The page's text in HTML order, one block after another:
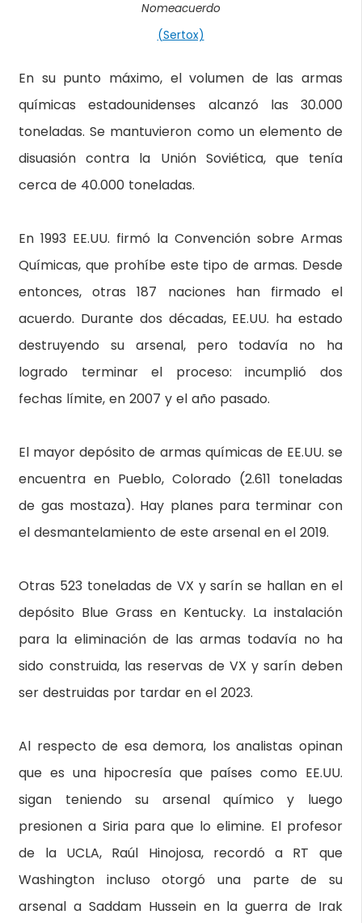
Nomeacuerdo
(Sertox)
En su punto máximo, el volumen de las armas
químicas estadounidenses alcanzó las 30.000
toneladas. Se mantuvieron como un elemento de
disuasión contra la Unión Soviética, que tenía
cerca de 40.000 toneladas.
En 1993 EE.UU. firmó la Convención sobre Armas
Químicas, que prohíbe este tipo de armas. Desde
entonces, otras 187 naciones han firmado el
acuerdo. Durante dos décadas, EE.UU. ha estado
destruyendo su arsenal, pero todavía no ha
logrado terminar el proceso: incumplió dos
fechas límite, en 2007 y el año pasado.
El mayor depósito de armas químicas de EE.UU. se
encuentra en Pueblo, Colorado (2.611 toneladas
de gas mostaza). Hay planes para terminar con
el desmantelamiento de este arsenal en el 2019.
Otras 523 toneladas de VX y sarín se hallan en el
depósito Blue Grass en Kentucky. La instalación
para la eliminación de las armas todavía no ha
sido construida, las reservas de VX y sarín deben
ser destruidas por tardar en el 2023.
Al respecto de esa demora, los analistas opinan
que es una hipocresía que países como EE.UU.
sigan teniendo su arsenal químico y luego
presionen a Siria para que lo elimine. El profesor
de la UCLA, Raúl Hinojosa, recordó a RT que
Washington incluso otorgó una parte de su
arsenal a Saddam Hussein en la guerra de Irak